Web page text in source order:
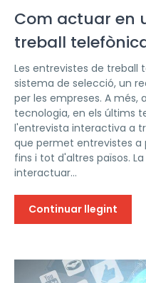
Com actuar en
treball
Les entrevistes de treball
sistema de selecció, un
per les empreses. A més,
tecnologia, en els últims
l'entrevista interactiva a
que permet entrevistes a
fins i tot d'altres països.
interactuar...
Continuar llegint